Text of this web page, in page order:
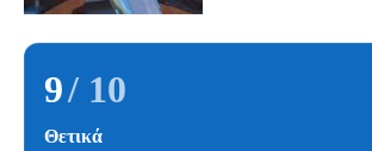
9/ 10
Θετικά